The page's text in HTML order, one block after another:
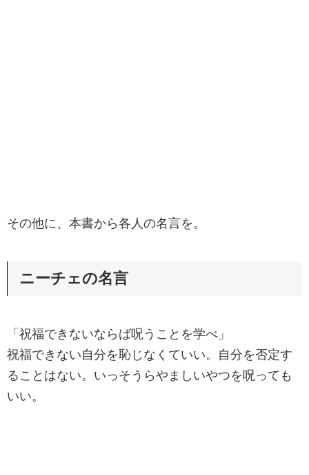
その他に、本書から各人の名言を。
ニーチェの名言
「祝福できないならば呪うことを学べ」
祝福できない自分を恥じなくていい。自分を否定す
ることはない。いっそうらやましいやつを呪っても
いい。